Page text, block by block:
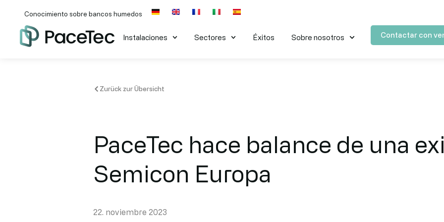
Conocimiento sobre bancos humedos
Instalaciones Sectores Éxitos Sobre nosotros Contactar con
Zurück zur Übersicht
PaceTec hace balance de una
Semicon Europa
22. noviembre 2023